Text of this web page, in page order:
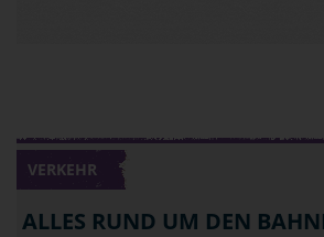
VERKEHR
ALLES RUND UM DEN